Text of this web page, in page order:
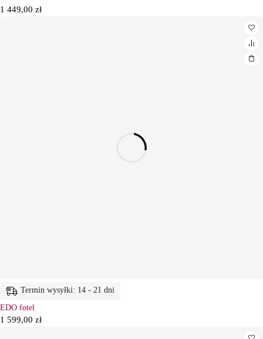
1 449,00 zł
Termin wysyłki: 14 - 21 dni
EDO fotel
1 599,00 zł